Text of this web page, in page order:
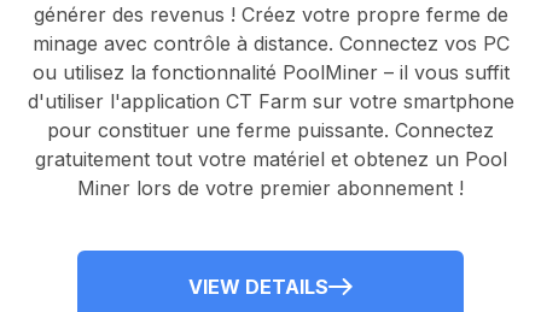
générer des revenus ! Créez votre propre ferme de
minage avec contrôle à distance. Connectez vos PC
ou utilisez la fonctionnalité PoolMiner– il vous suffit
d'utiliser l'application CT Farm sur votre smartphone
pour constituer une ferme puissante. Connectez
gratuitement tout votre matériel et obtenez un Pool
Miner lors de votre premier abonnement !
VIEW DETAILS